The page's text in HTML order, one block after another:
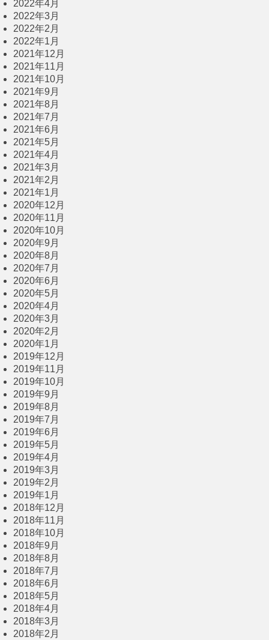
2022年4月
2022年3月
2022年2月
2022年1月
2021年12月
2021年11月
2021年10月
2021年9月
2021年8月
2021年7月
2021年6月
2021年5月
2021年4月
2021年3月
2021年2月
2021年1月
2020年12月
2020年11月
2020年10月
2020年9月
2020年8月
2020年7月
2020年6月
2020年5月
2020年4月
2020年3月
2020年2月
2020年1月
2019年12月
2019年11月
2019年10月
2019年9月
2019年8月
2019年7月
2019年6月
2019年5月
2019年4月
2019年3月
2019年2月
2019年1月
2018年12月
2018年11月
2018年10月
2018年9月
2018年8月
2018年7月
2018年6月
2018年5月
2018年4月
2018年3月
2018年2月